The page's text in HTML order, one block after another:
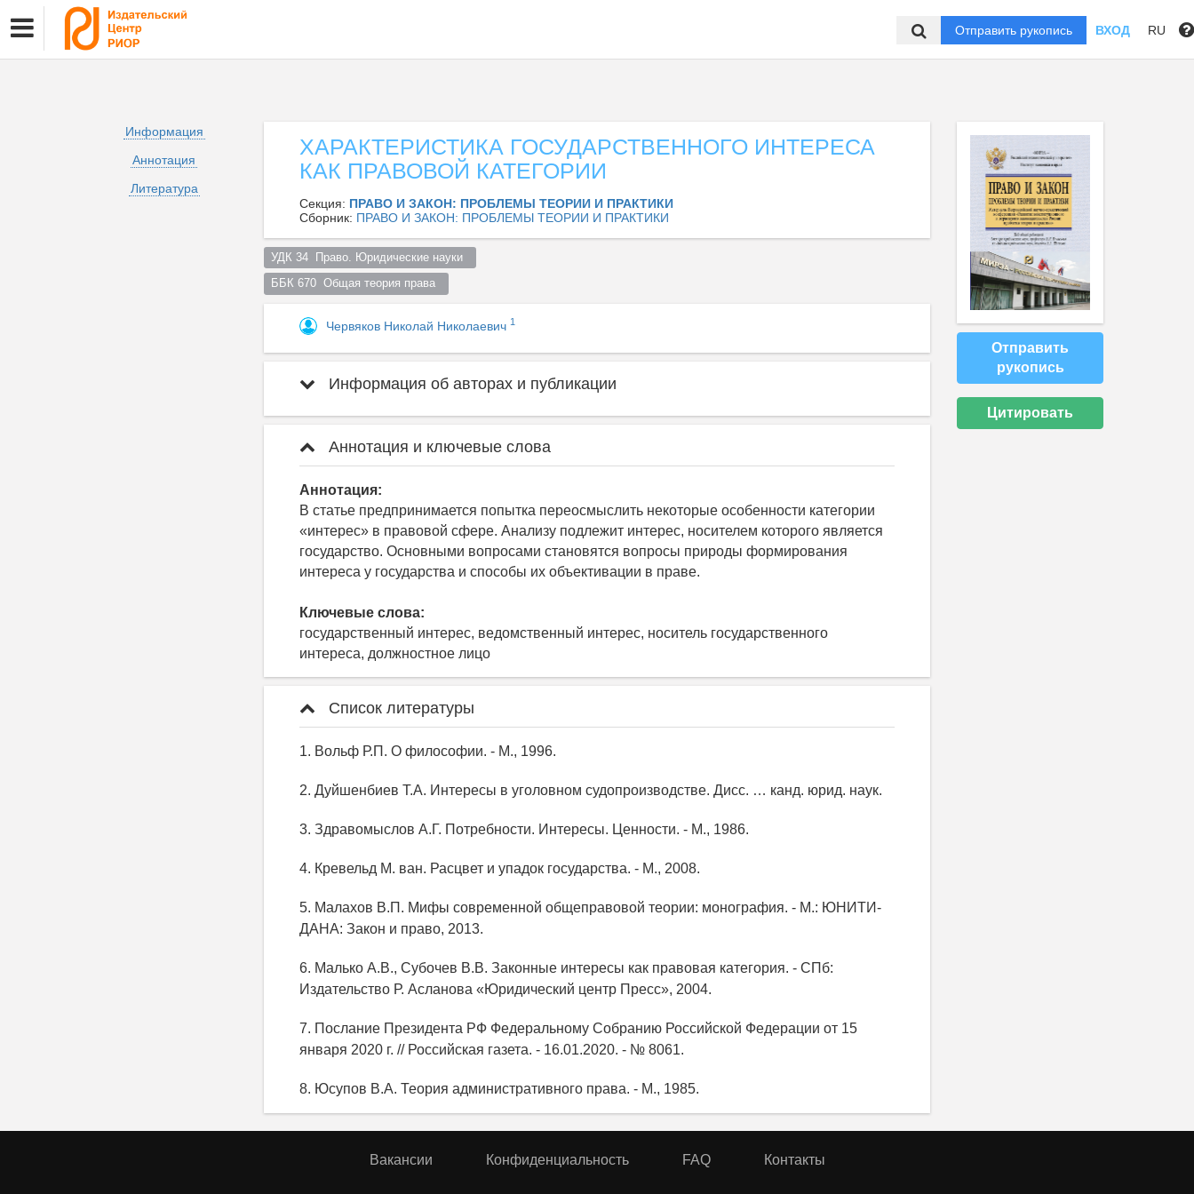
Отправить рукопись ВХОД RU
Информация
Аннотация
Литература
ХАРАКТЕРИСТИКА ГОСУДАРСТВЕННОГО ИНТЕРЕСА
КАК ПРАВОВОЙ КАТЕГОРИИ
Секция: ПРАВО И ЗАКОН: ПРОБЛЕМЫ ТЕОРИИ И ПРАКТИКИ
Сборник: ПРАВО И ЗАКОН: ПРОБЛЕМЫ ТЕОРИИ И ПРАКТИКИ
УДК 34  Право. Юридические науки
ББК 670  Общая теория права
Червяков Николай Николаевич 1
Информация об авторах и публикации
Аннотация и ключевые слова
Аннотация:
В статье предпринимается попытка переосмыслить некоторые особенности категории
«интерес» в правовой сфере. Анализу подлежит интерес, носителем которого является
государство. Основными вопросами становятся вопросы природы формирования
интереса у государства и способы их объективации в праве.
Ключевые слова:
государственный интерес, ведомственный интерес, носитель государственного
интереса, должностное лицо
Список литературы
1. Вольф Р.П. О философии. - М., 1996.
2. Дуйшенбиев Т.А. Интересы в уголовном судопроизводстве. Дисс. … канд. юрид. наук.
3. Здравомыслов А.Г. Потребности. Интересы. Ценности. - М., 1986.
4. Кревельд М. ван. Расцвет и упадок государства. - М., 2008.
5. Малахов В.П. Мифы современной общеправовой теории: монография. - М.: ЮНИТИ-
ДАНА: Закон и право, 2013.
6. Малько А.В., Субочев В.В. Законные интересы как правовая категория. - СПб:
Издательство Р. Асланова «Юридический центр Пресс», 2004.
7. Послание Президента РФ Федеральному Собранию Российской Федерации от 15
января 2020 г. // Российская газета. - 16.01.2020. - № 8061.
8. Юсупов В.А. Теория административного права. - М., 1985.
Отправить
рукопись
Цитировать
Вакансии Конфиденциальность FAQ Контакты